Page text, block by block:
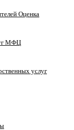
Оценка
МФЦ
услуг